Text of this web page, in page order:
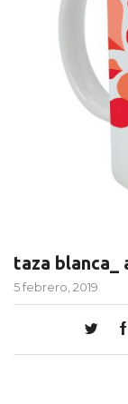
taza blanca_
5 febrero, 2019